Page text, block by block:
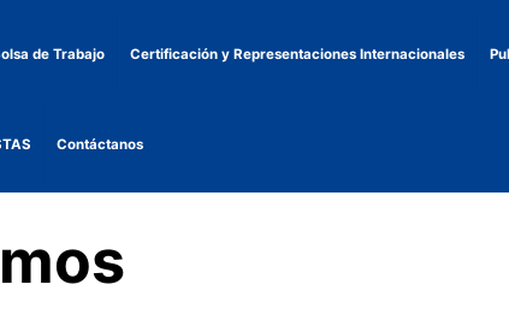
de Trabajo Certificación y Representaciones Internacionales
Contáctanos